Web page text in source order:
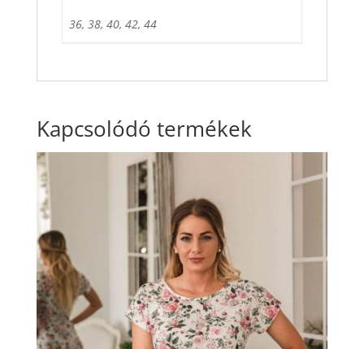
36, 38, 40, 42, 44
Kapcsolódó termékek